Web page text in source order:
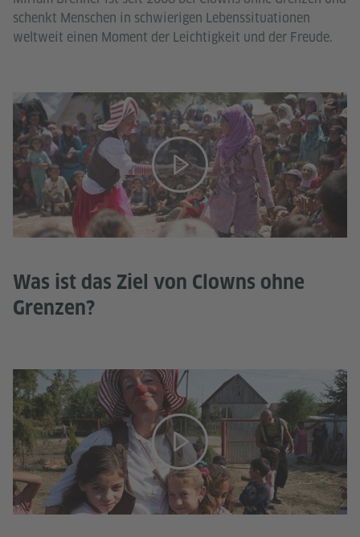
schenkt Menschen in schwierigen Lebenssituationen
weltweit einen Moment der Leichtigkeit und der Freude.
Was ist das Ziel von Clowns ohne
Grenzen?